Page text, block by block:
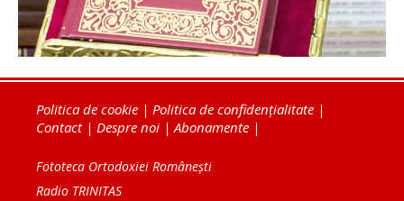
Politica de cookie | Politica de confidențialitate |
Contact| Despre noi |Abonamente |
Fototeca Ortodoxiei Românești
Radio TRINITAS